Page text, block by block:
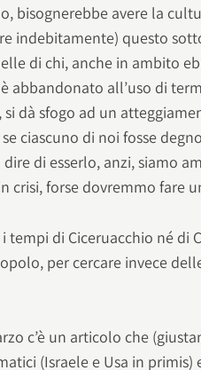
bisognerebbe avere la
indebitamente) questo
di chi, anche in ambito
abbandonato all’uso di
si dà sfogo ad un
ciascuno di noi fosse
di esserlo, anzi, siamo
crisi, forse dovremmo fare
tempi di Ciceruacchio né di
per cercare invece
c’è un articolo che
(Israele e Usa in primis)